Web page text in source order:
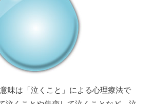
味は「泣くこと」による心理療法で